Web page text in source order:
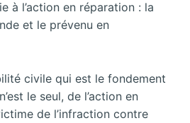
à l’action en réparation : la
et le prévenu en
civile qui est le fondement
le seul, de l’action en
de l’infraction contre